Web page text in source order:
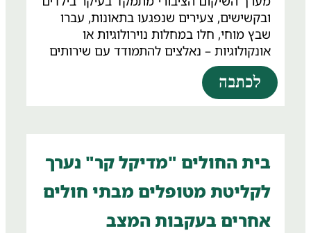
ובקשישים, צעירים שנפגעו בתאונות, עברו
שבץ מוחי, חלו במחלות נוירולוגיות או
אונקולוגיות – נאלצים להתמודד עם שירותים
כלליים שאינם לוקחים בחשבון את הצרכים
הייחודיים שלהם. "צעירים מתמודדים עם
אתגרים אחרים: חזרה לעבודה, גידול ילדים
לטראומה, חרדות, ומצבי דחק תוך שילוב בין
טיפול פיזי, רגשי ונפשי, כחלק מתפיסת
רפואה שלמה ומשקמת.
לכתבה
בית החולים "מדיקל קר" נערך
לקליטת מטופלים מבתי חולים
אחרים בעקבות המצב